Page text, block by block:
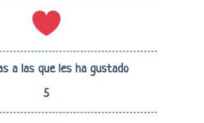
a las que les ha gustado
5